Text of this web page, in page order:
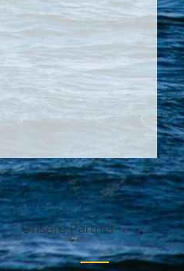
Unsere Partner